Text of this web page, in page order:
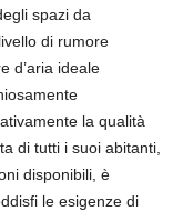
spazi da
di rumore
d’aria ideale
la qualità
di tutti i suoi abitanti,
disponibili, è
le esigenze di